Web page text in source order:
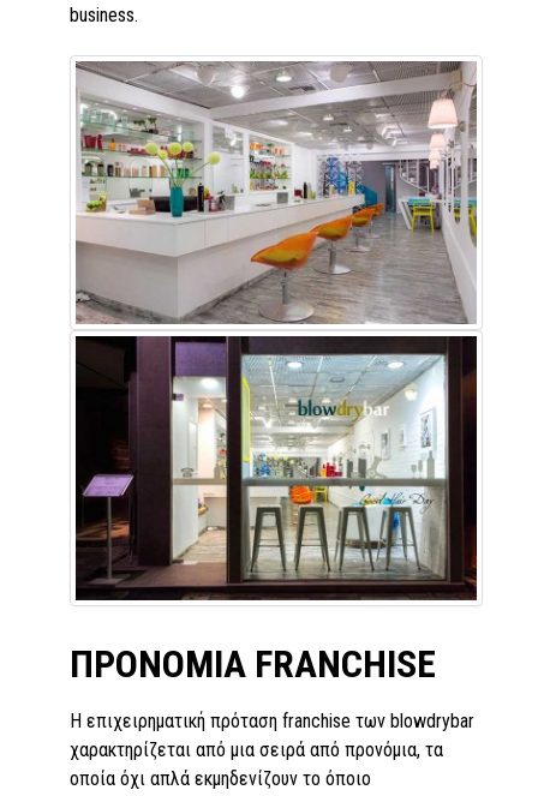
business.
ΠΡΟΝΟΜΙΑ FRANCHISE
Η επιχειρηματική πρόταση franchise των blowdrybar
χαρακτηρίζεται από μια σειρά από προνόμια, τα
οποία όχι απλά εκμηδενίζουν το όποιο